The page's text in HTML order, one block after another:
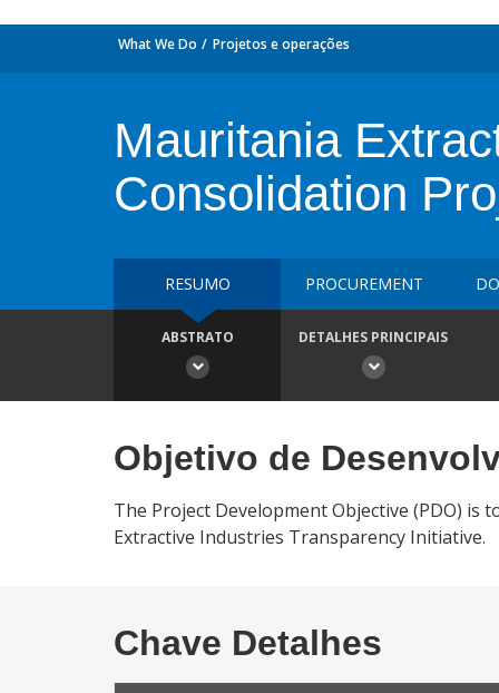
What We Do Projetos e operações
Mauritania
Consolidation
RESUMO PROCUREMENT
ABSTRATO DETALHES PRINCIPAIS
Objetivo de
The Project Development Objective (PDO)
Extractive Industries Transparency Initiative.
Chave Detalhes